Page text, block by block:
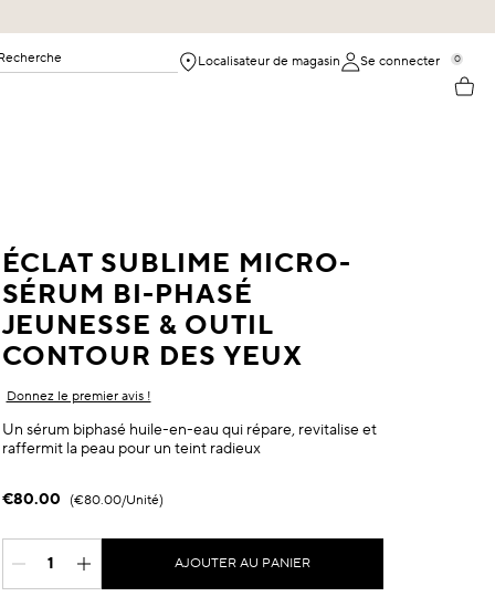
Localisateur de magasin Se connecter 0
ÉCLAT SUBLIME MICRO-
SÉRUM BI-PHASÉ
JEUNESSE & OUTIL
CONTOUR DES YEUX
Donnez le premier avis !
Un sérum biphasé huile-en-eau qui répare, revitalise et
raffermit la peau pour un teint radieux
€80.00 €80.00/Unité
AJOUTER AU PANIER